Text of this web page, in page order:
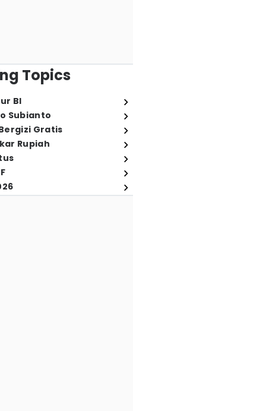
Topics
BI
Subianto
Gratis
Rupiah